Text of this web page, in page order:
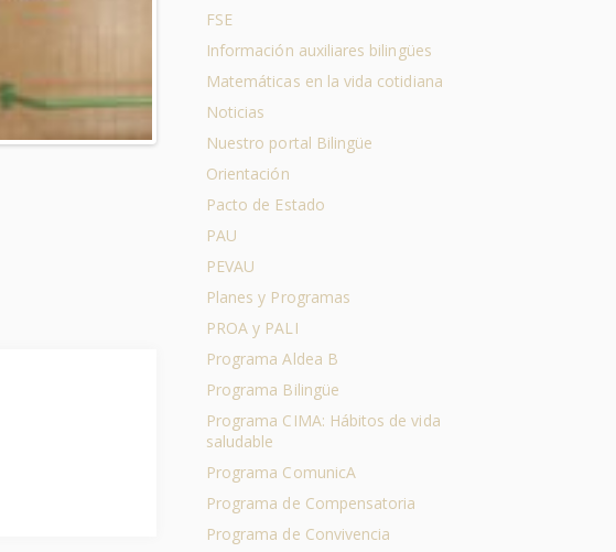
FSE
Información auxiliares bilingües
Matemáticas en la vida cotidiana
Noticias
Nuestro portal Bilingüe
Orientación
Pacto de Estado
PAU
PEVAU
Planes y Programas
PROA y PALI
Programa Aldea B
Programa Bilingüe
Programa CIMA: Hábitos de vida
saludable
Programa ComunicA
Programa de Compensatoria
Programa de Convivencia